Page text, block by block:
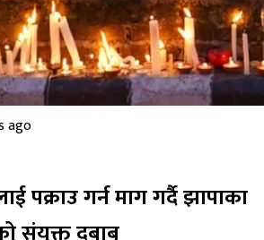
ago
पक्राउ गर्न माग गर्दै झापाका